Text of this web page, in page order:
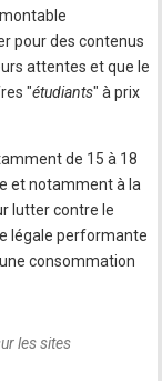
pour des contenus
attentes et que le
"étudiants" à prix
de 15 à 18
et notamment à la
lutter contre le
légale performante
consommation
les sites